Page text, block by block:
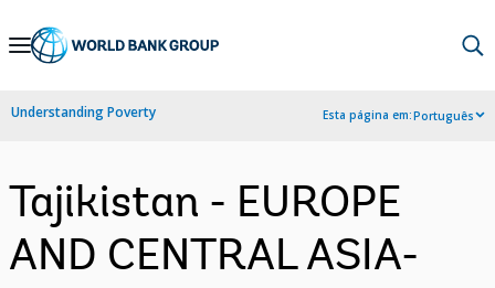
Skip
Navigation
Understanding Poverty Esta página em:Português
Tajikistan - EUROPE
AND CENTRAL ASIA-